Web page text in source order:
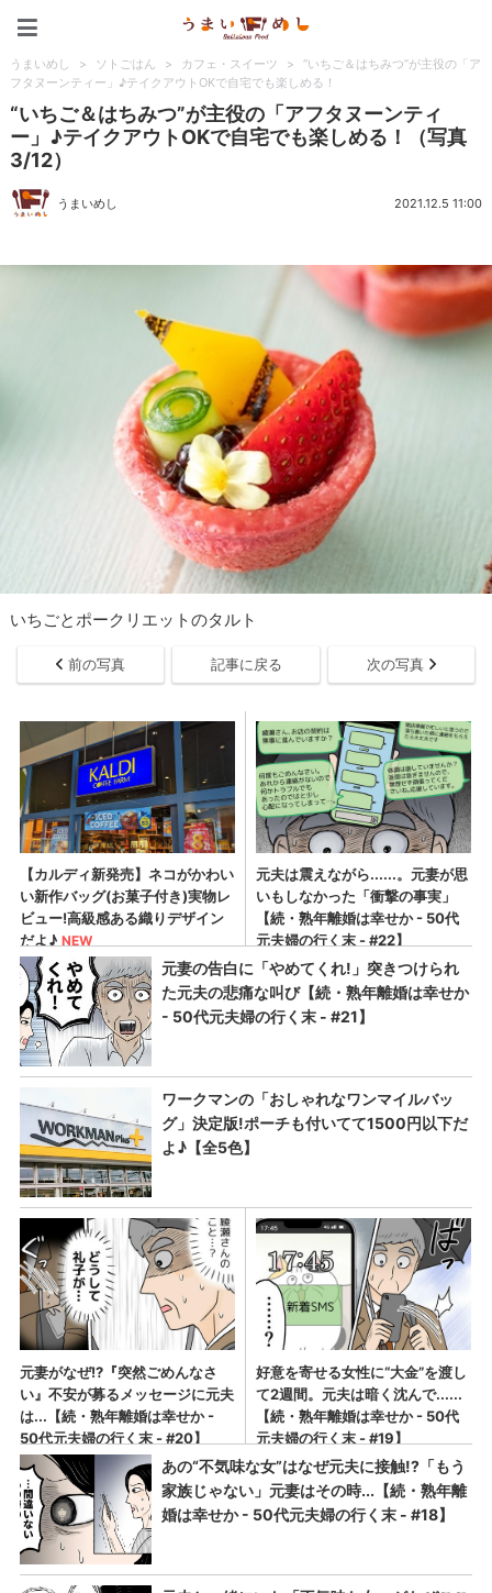
うまいめし > ソトごはん > カフェ・スイーツ >
“いちご＆はちみつ”が主役の「ア
フタヌーンティー」♪テイクアウトOKで自宅でも楽しめる！
“いちご＆はちみつ”が主役の「アフタヌーンティ
ー」♪テイクアウトOKで自宅でも楽しめる！（写真
3/12）
うまいめし 2021.12.5 11:00
いちごとポークリエットのタルト
前の写真 記事に戻る 次の写真